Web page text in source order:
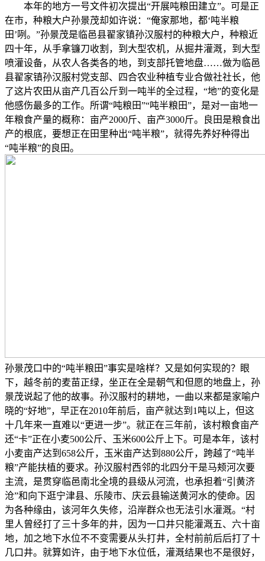
本年的地方一号文件初次提出“开展吨粮田建立”。可是正
在市，种粮大户孙景茂却如许说：“俺家那地，都‘吨半粮
田’咧。”孙景茂是临邑县翟家镇孙汉服村的种粮大户，种粮近
四十年，从手拿镰刀收割，到大型农机，从掘井灌溉，到大型
喷灌设备，从农人各类各的地，到支部托管地盘……做为临邑
县翟家镇孙汉服村党支部、四合农业种植专业合做社社长，他
了这片农田从亩产几百公斤到一吨半的全过程，“地”的变化是
他感伤最多的工作。所谓“吨粮田”“吨半粮田”，是对一亩地一
年粮食产量的概称：亩产2000斤、亩产3000斤。良田是粮食出
产的根底，要想正在田里种出“吨半粮”，就得先养好种得出
“吨半粮”的良田。
孙景茂口中的“吨半粮田”事实是啥样？又是如何实现的？眼
下，越冬前的麦苗正绿，坐正在全是朝气和但愿的地盘上，孙
景茂说起了他的故事。孙汉服村的耕地，一曲以来都是家喻户
晓的“好地”，早正在2010年前后，亩产就达到1吨以上，但这
十几年来一直难以“更进一步”。就正在三年前，该村粮食亩产
还“卡”正在小麦500公斤、玉米600公斤上下。可是本年，该村
小麦亩产达到658公斤，玉米亩产达到880公斤，跨越了“吨半
粮”产能扶植的要求。孙汉服村西邻的北四分干是马颊河次要
主流，是贯穿临邑南北全境的县级从河流，也承担着“引黄济
沧”和向下逛宁津县、乐陵市、庆云县输送黄河水的使命。因
为各种缘由，该河年久失修，沿岸群众也无法引水灌溉。“村
里人曾经打了三十多年的井，因为一口井只能灌溉五、六十亩
地，加之地下水位不不变需要从头打井，全村前前后后打了十
几口井。就算如许，由于地下水位低，灌溉结果也不是很好，